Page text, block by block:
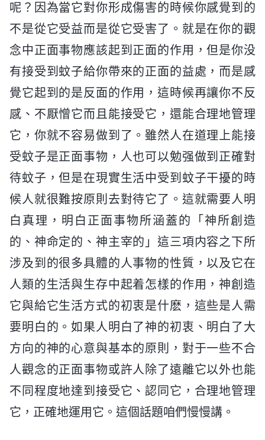
呢？因為當它對你形成傷害的時候你感覺到的
不是從它受益而是從它受害了。就是在你的觀
念中正面事物應該起到正面的作用，但是你没
有接受到蚊子給你帶來的正面的益處，而是感
覺它起到的是反面的作用，這時候再讓你不反
感、不厭憎它而且能接受它，還能合理地管理
它，你就不容易做到了。雖然人在道理上能接
受蚊子是正面事物，人也可以勉强做到正確對
待蚊子，但是在現實生活中受到蚊子干擾的時
候人就很難按原則去對待它了。這就需要人明
白真理，明白正面事物所涵蓋的「神所創造
的、神命定的、神主宰的」這三項内容之下所
涉及到的很多具體的人事物的性質，以及它在
人類的生活與生存中起着怎樣的作用，神創造
它與給它生活方式的初衷是什麽，這些是人需
要明白的。如果人明白了神的初衷、明白了大
方向的神的心意與基本的原則，對于一些不合
人觀念的正面事物或許人除了遠離它以外也能
不同程度地達到接受它、認同它，合理地管理
它，正確地運用它。這個話題咱們慢慢講。